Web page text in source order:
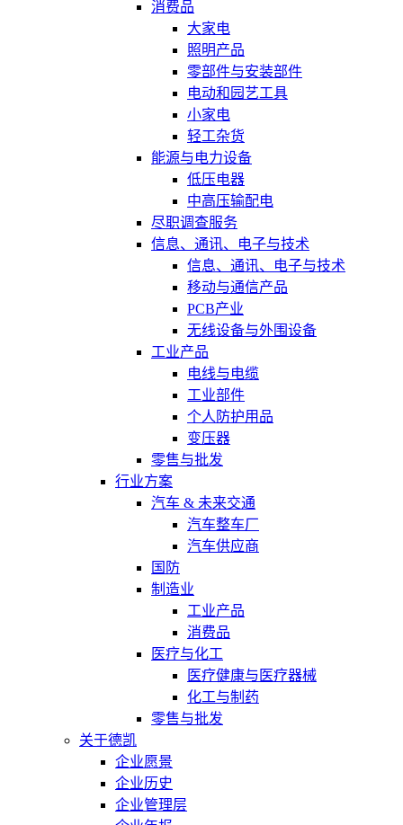
消费品
大家电
照明产品
零部件与安装部件
电动和园艺工具
小家电
轻工杂货
能源与电力设备
低压电器
中高压输配电
尽职调查服务
信息、通讯、电子与技术
信息、通讯、电子与技术
移动与通信产品
PCB产业
无线设备与外围设备
工业产品
电线与电缆
工业部件
个人防护用品
变压器
零售与批发
行业方案
汽车 & 未来交通
汽车整车厂
汽车供应商
国防
制造业
工业产品
消费品
医疗与化工
医疗健康与医疗器械
化工与制药
零售与批发
关于德凯
企业愿景
企业历史
企业管理层